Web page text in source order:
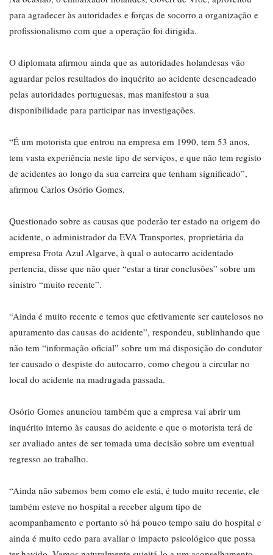
para agradecer às autoridades e forças de socorro a organização e
profissionalismo com que a operação foi dirigida.
O diplomata afirmou ainda que as autoridades holandesas vão
aguardar pelos resultados do inquérito ao acidente desencadeado
pelas autoridades portuguesas, mas manifestou a sua
disponibilidade para participar nas investigações.
“É um motorista que entrou na empresa em 1990, tem 53 anos,
tem vasta experiência neste tipo de serviços, e que não tem registo
de acidentes ao longo da sua carreira que tenham significado”,
afirmou Carlos Osório Gomes.
Questionado sobre as causas que poderão ter estado na origem do
acidente, o administrador da EVA Transportes, proprietária da
empresa Frota Azul Algarve, à qual o autocarro acidentado
pertencia, disse que não quer “estar a tirar conclusões” sobre um
sinistro “muito recente”.
“Ainda é muito recente e temos que efetivamente ser cautelosos no
apuramento das causas do acidente”, respondeu, sublinhando que
não tem “informação oficial” sobre um má disposição do condutor
ter causado o despiste do autocarro, como chegou a circular no
local do acidente na madrugada passada.
Osório Gomes anunciou também que a empresa vai abrir um
inquérito interno às causas do acidente e que o motorista terá de
ser avaliado antes de ser tomada uma decisão sobre um eventual
regresso ao trabalho.
“Ainda não sabemos bem como ele está, é tudo muito recente, ele
também esteve no hospital a receber algum tipo de
acompanhamento e portanto só há pouco tempo saiu do hospital e
ainda é muito cedo para avaliar o impacto psicológico que possa